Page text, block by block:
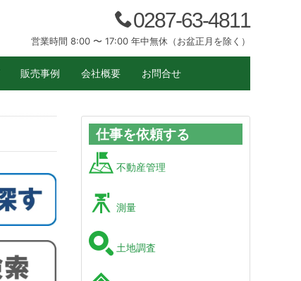
0287-63-4811
営業時間 8:00 〜 17:00 年中無休（お盆正月を除く）
販売事例 会社概要 お問合せ
仕事を依頼する
不動産管理
測量
土地調査